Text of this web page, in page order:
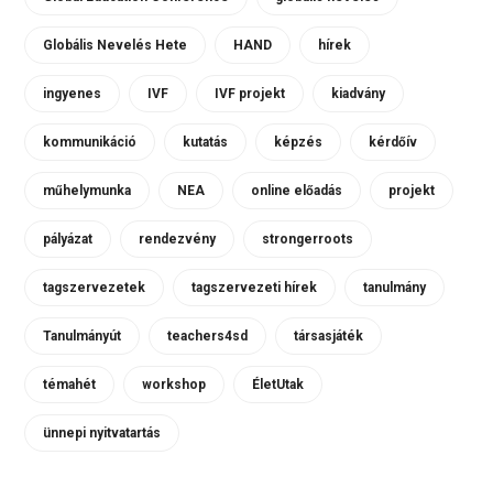
Globális Nevelés Hete HAND hírek
ingyenes IVF IVF projekt kiadvány
kommunikáció kutatás képzés kérdőív
műhelymunka NEA online előadás projekt
pályázat rendezvény strongerroots
tagszervezetek tagszervezeti hírek tanulmány
Tanulmányút teachers4sd társasjáték
témahét workshop ÉletUtak
ünnepi nyitvatartás